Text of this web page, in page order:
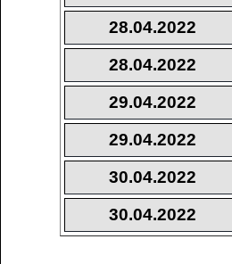
28.04.2022
28.04.2022
29.04.2022
29.04.2022
30.04.2022
30.04.2022